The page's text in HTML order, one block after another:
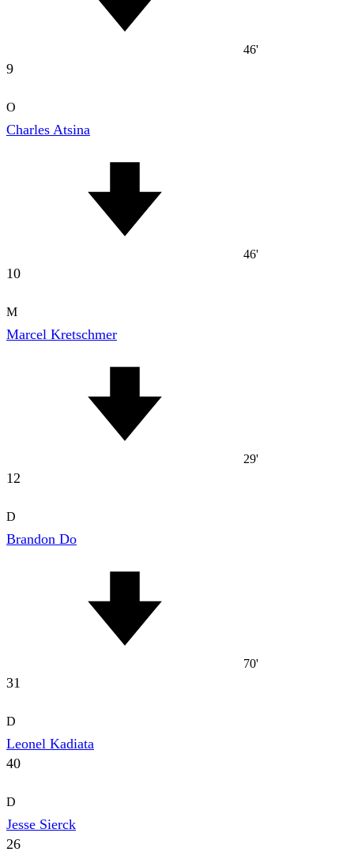
46'
9
O
Charles Atsina
46'
10
M
Marcel Kretschmer
29'
12
D
Brandon Do
70'
31
D
Leonel Kadiata
40
D
Jesse Sierck
26